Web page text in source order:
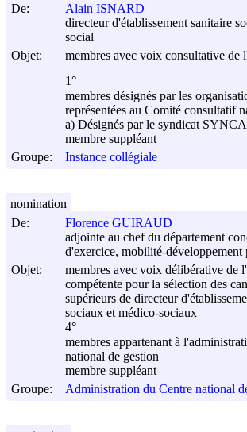
De:
Alain ISNARD
directeur d'établissement sanitaire
social
Objet:
membres avec voix consultative de
1°
membres désignés par les
représentées au Comité consultatif
a) Désignés par le syndicat
membre suppléant
Groupe:
Instance collégiale
De:
Florence GUIRAUD
adjointe au chef du département
d'exercice, mobilité-développement
Objet:
membres avec voix délibérative de
compétente pour la sélection des
supérieurs de directeur
sociaux et médico-sociaux
4°
membres appartenant à
national de gestion
membre suppléant
Groupe:
Administration du Centre national
nomination